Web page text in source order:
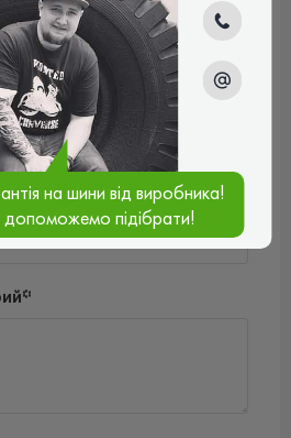
на шини від виробника!
допоможемо підібрати!